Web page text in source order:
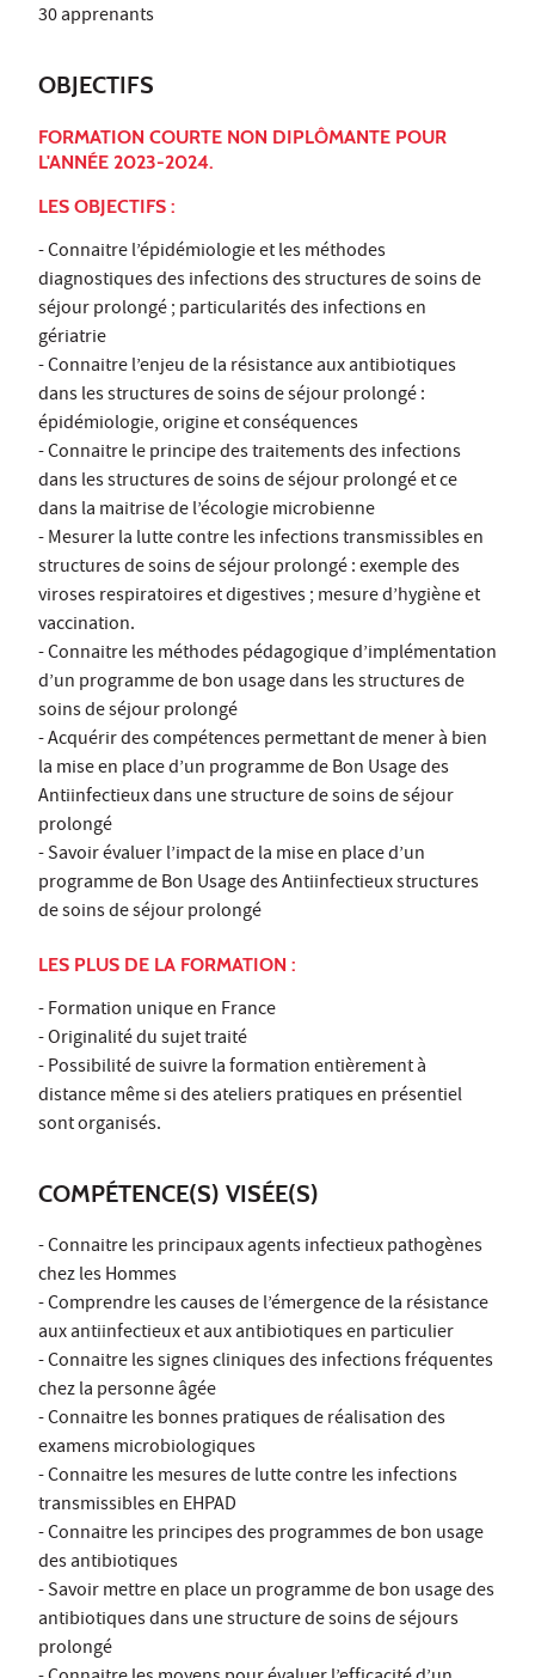
30 apprenants
OBJECTIFS
FORMATION COURTE NON DIPLÔMANTE POUR
L'ANNÉE 2023-2024.
LES OBJECTIFS :
- Connaitre l’épidémiologie et les méthodes
diagnostiques des infections des structures de soins de
séjour prolongé ; particularités des infections en
gériatrie
- Connaitre l’enjeu de la résistance aux antibiotiques
dans les structures de soins de séjour prolongé :
épidémiologie, origine et conséquences
- Connaitre le principe des traitements des infections
dans les structures de soins de séjour prolongé et ce
dans la maitrise de l’écologie microbienne
- Mesurer la lutte contre les infections transmissibles en
structures de soins de séjour prolongé : exemple des
viroses respiratoires et digestives ; mesure d’hygiène et
vaccination.
- Connaitre les méthodes pédagogique d’implémentation
d’un programme de bon usage dans les structures de
soins de séjour prolongé
- Acquérir des compétences permettant de mener à bien
la mise en place d’un programme de Bon Usage des
Antiinfectieux dans une structure de soins de séjour
prolongé
- Savoir évaluer l’impact de la mise en place d’un
programme de Bon Usage des Antiinfectieux structures
de soins de séjour prolongé
LES PLUS DE LA FORMATION :
- Formation unique en France
- Originalité du sujet traité
- Possibilité de suivre la formation entièrement à
distance même si des ateliers pratiques en présentiel
sont organisés.
COMPÉTENCE(S) VISÉE(S)
- Connaitre les principaux agents infectieux pathogènes
chez les Hommes
- Comprendre les causes de l’émergence de la résistance
aux antiinfectieux et aux antibiotiques en particulier
- Connaitre les signes cliniques des infections fréquentes
chez la personne âgée
- Connaitre les bonnes pratiques de réalisation des
examens microbiologiques
- Connaitre les mesures de lutte contre les infections
transmissibles en EHPAD
- Connaitre les principes des programmes de bon usage
des antibiotiques
- Savoir mettre en place un programme de bon usage des
antibiotiques dans une structure de soins de séjours
prolongé